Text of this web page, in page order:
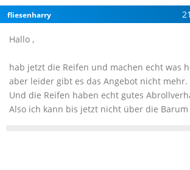
fliesenharry
Hallo ,
hab jetzt die Reifen und machen echt was
aber leider gibt es das Angebot nicht mehr.
Und die Reifen haben echt gutes
Also ich kann bis jetzt nicht über die Barum